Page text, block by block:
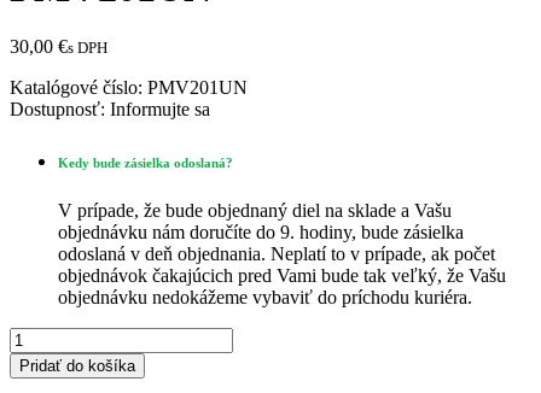
30,00 €s DPH
Katalógové číslo: PMV201UN
Dostupnosť: Informujte sa
Kedy bude zásielka odoslaná?
V prípade, že bude objednaný diel na sklade a Vašu
objednávku nám doručíte do 9. hodiny, bude zásielka
odoslaná v deň objednania. Neplatí to v prípade, ak počet
objednávok čakajúcich pred Vami bude tak veľký, že Vašu
objednávku nedokážeme vybaviť do príchodu kuriéra.
množstvo
Hadice
na
Pridať do košíka